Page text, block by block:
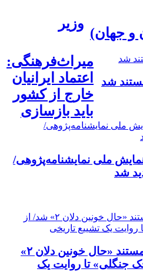
و جهان)
شد
ملی نمایشنامه‌پژوهی/
شد
محمد میرزمانی آهنگساز مستند «حال خونین دلان ۲»
جنگلی» تا روایت یک
وزیر
میراث‌فرهنگی:
اعتماد ایرانیان
خارج از کشور
باید بازسازی